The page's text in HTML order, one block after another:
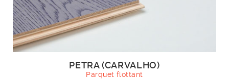
PETRA (CARVALHO)
Parquet flottant